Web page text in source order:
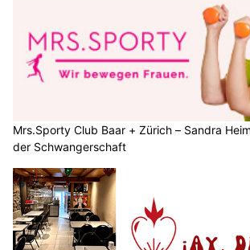
Mrs.Sporty Club Baar + Zürich – Sandra
der Schwangerschaft